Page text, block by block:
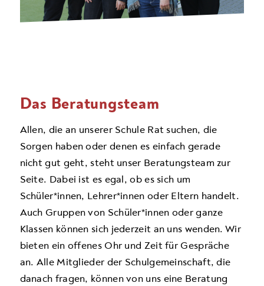
Das Beratungsteam
Allen, die an unserer Schule Rat suchen, die
Sorgen haben oder denen es einfach gerade
nicht gut geht, steht unser Beratungsteam zur
Seite. Dabei ist es egal, ob es sich um
Schüler*innen, Lehrer*innen oder Eltern handelt.
Auch Gruppen von Schüler*innen oder ganze
Klassen können sich jederzeit an uns wenden. Wir
bieten ein offenes Ohr und Zeit für Gespräche
an. Alle Mitglieder der Schulgemeinschaft, die
danach fragen, können von uns eine Beratung